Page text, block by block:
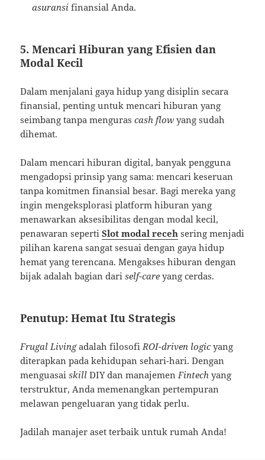
asuransi finansial Anda.
5. Mencari Hiburan yang Efisien dan
Modal Kecil
Dalam menjalani gaya hidup yang disiplin secara
finansial, penting untuk mencari hiburan yang
seimbang tanpa mengurascash flow yang sudah
dihemat.
Dalam mencari hiburan digital, banyak pengguna
mengadopsi prinsip yang sama: mencari keseruan
tanpa komitmen finansial besar. Bagi mereka yang
ingin mengeksplorasi platform hiburan yang
menawarkan aksesibilitas dengan modal kecil,
penawaran sepertiSlot modal receh sering menjadi
pilihan karena sangat sesuai dengan gaya hidup
hemat yang terencana. Mengakses hiburan dengan
bijak adalah bagian dariself-care yang cerdas.
Penutup: Hemat Itu Strategis
Frugal Livingadalah filosofiROI-driven logicyang
diterapkan pada kehidupan sehari-hari. Dengan
menguasaiskill DIY dan manajemenFintech yang
terstruktur, Anda memenangkan pertempuran
melawan pengeluaran yang tidak perlu.
Jadilah manajer aset terbaik untuk rumah Anda!